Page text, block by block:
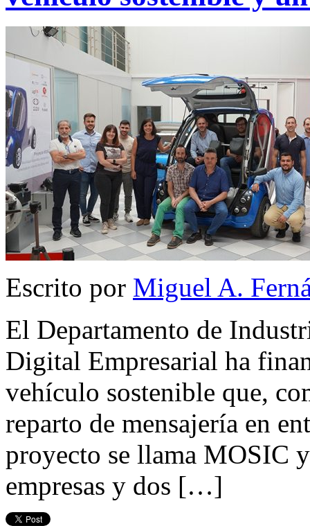
Escrito por Miguel A.
El Departamento de
Digital Empresarial ha
vehículo sostenible que,
reparto de mensajería en
proyecto se llama MOSIC
empresas y dos […]